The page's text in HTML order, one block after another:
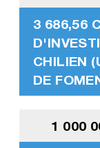
3 686,56
CHILIEN
DE
1 000